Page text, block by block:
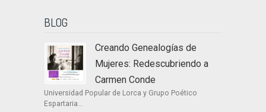
BLOG
Creando Genealogías de
Mujeres: Redescubriendo a
Carmen Conde
Universidad Popular de Lorca y Grupo Poético
Espartaria...